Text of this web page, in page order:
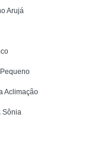
Arujá
Aclimação
Sônia